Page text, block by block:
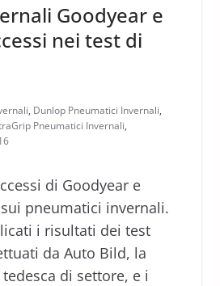
Goodyear e
nei test di
, Dunlop Pneumatici Invernali,
Pneumatici Invernali,
di Goodyear e
pneumatici invernali.
i risultati dei test
da Auto Bild, la
di settore, e i